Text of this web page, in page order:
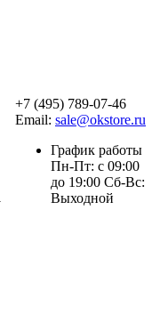
+7 (495) 789-07-46
Email: sale@okstore.ru
График работы
Пн-Пт: с 09:00
до 19:00 Сб-Вс:
Выходной